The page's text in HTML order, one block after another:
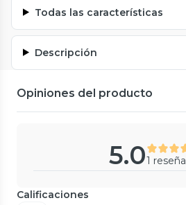
Todas las características
Descripción
Opiniones del producto
5.01 reseña
Calificaciones